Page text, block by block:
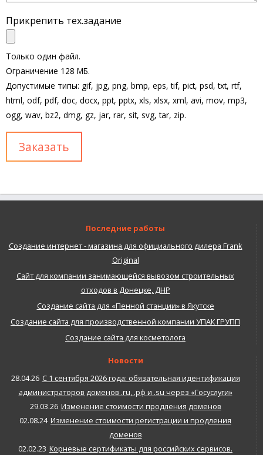
Прикрепить тех.задание
Только один файл.
Ограничение 128 МБ.
Допустимые типы: gif, jpg, png, bmp, eps, tif, pict, psd, txt, rtf,
html, odf, pdf, doc, docx, ppt, pptx, xls, xlsx, xml, avi, mov, mp3,
ogg, wav, bz2, dmg, gz, jar, rar, sit, svg, tar, zip.
Последние работы
Создание интернет - магазина для официального дилера Frank
Original
Сайт для компании занимающейся вывозом строительных
отходов в Донецке, ДНР
Создание сайта для «Пенной станции» в Якутске
Создание сайта для производственной компании УПАК ГРУПП
Создание сайта для косметолога
Новости
28.04.26 С 1 сентября 2026 года: обязательная идентификация
администраторов доменов .ru, .рф и .su через «Госуслуги»
29.03.26 Изменение стоимости продления доменов
02.08.24 Изменение стоимости регистрации и продления
доменов
02.02.23 Корневые сертификаты для российских сервисов.